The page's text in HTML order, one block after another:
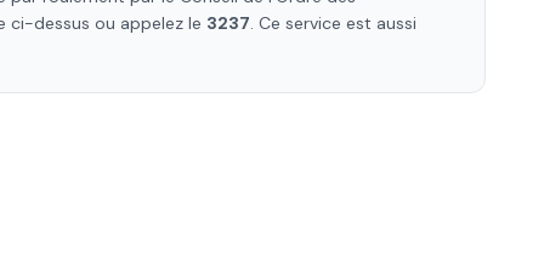
ci-dessus ou appelez le 3237. Ce service est aussi